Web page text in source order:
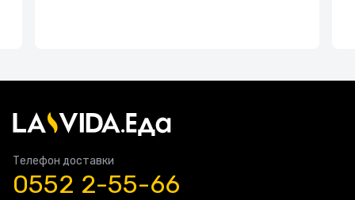
Телефон доставки
0552 2-55-66